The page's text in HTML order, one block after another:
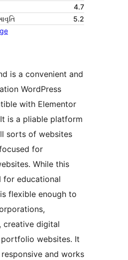
4.7
5.2
is a convenient and
WordPress
with Elementor
is a pliable platform
sorts of websites
for
While this
for educational
flexible enough to
creative digital
websites. It
and works